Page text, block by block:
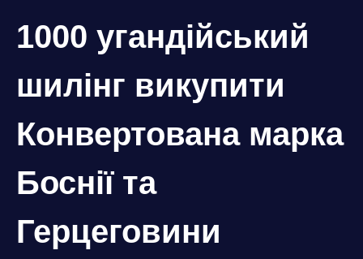
1000 угандійський
шилінг викупити
Конвертована марка
Боснії та
Герцеговини